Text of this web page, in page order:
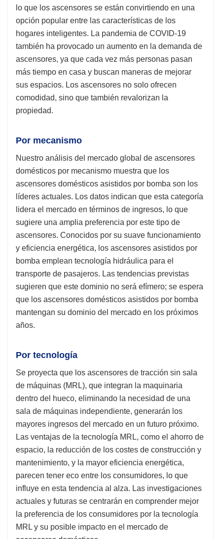
lo que los ascensores se están convirtiendo en una
opción popular entre las características de los
hogares inteligentes. La pandemia de COVID-19
también ha provocado un aumento en la demanda de
ascensores, ya que cada vez más personas pasan
más tiempo en casa y buscan maneras de mejorar
sus espacios. Los ascensores no solo ofrecen
comodidad, sino que también revalorizan la
propiedad.
Por mecanismo
Nuestro análisis del mercado global de ascensores
domésticos por mecanismo muestra que los
ascensores domésticos asistidos por bomba son los
líderes actuales. Los datos indican que esta categoría
lidera el mercado en términos de ingresos, lo que
sugiere una amplia preferencia por este tipo de
ascensores. Conocidos por su suave funcionamiento
y eficiencia energética, los ascensores asistidos por
bomba emplean tecnología hidráulica para el
transporte de pasajeros. Las tendencias previstas
sugieren que este dominio no será efímero; se espera
que los ascensores domésticos asistidos por bomba
mantengan su dominio del mercado en los próximos
años.
Por tecnología
Se proyecta que los ascensores de tracción sin sala
de máquinas (MRL), que integran la maquinaria
dentro del hueco, eliminando la necesidad de una
sala de máquinas independiente, generarán los
mayores ingresos del mercado en un futuro próximo.
Las ventajas de la tecnología MRL, como el ahorro de
espacio, la reducción de los costes de construcción y
mantenimiento, y la mayor eficiencia energética,
parecen tener eco entre los consumidores, lo que
influye en esta tendencia al alza. Las investigaciones
actuales y futuras se centrarán en comprender mejor
la preferencia de los consumidores por la tecnología
MRL y su posible impacto en el mercado de